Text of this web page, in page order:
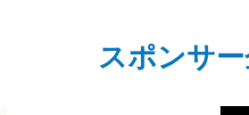
スポンサ